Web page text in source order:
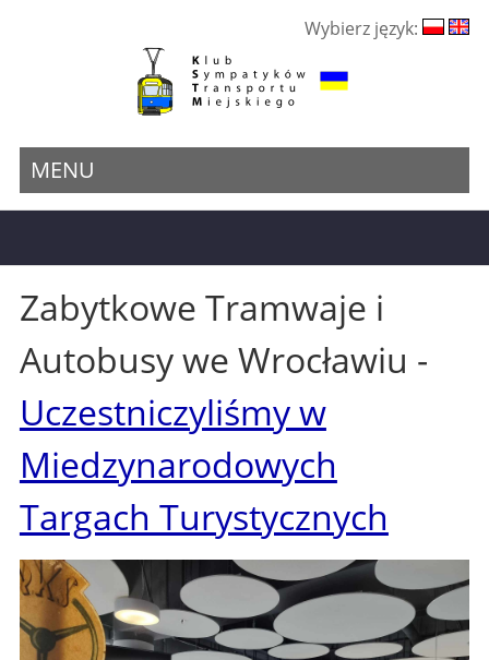
Wybierz język:
MENU
Zabytkowe Tramwaje i
Autobusy we Wrocławiu -
Uczestniczyliśmy w
Miedzynarodowych
Targach Turystycznych